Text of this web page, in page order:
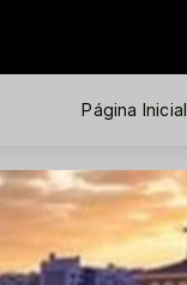
Página Inicial